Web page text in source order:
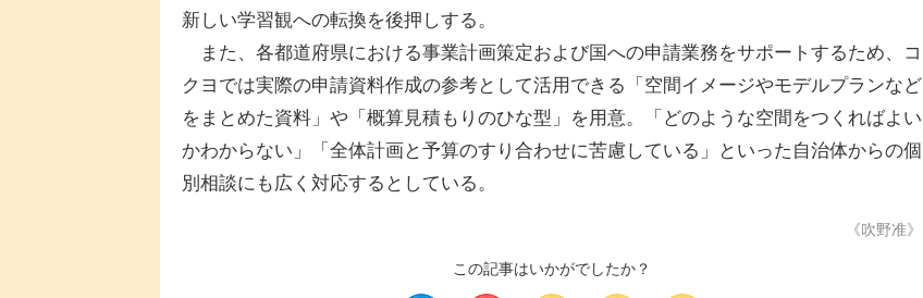
新しい学習観への転換を後押しする。
また、各都道府県における事業計画策定および国への申請業務をサポートするため、コ
クヨでは実際の申請資料作成の参考として活用できる「空間イメージやモデルプランなど
をまとめた資料」や「概算見積もりのひな型」を用意。「どのような空間をつくればよい
かわからない」「全体計画と予算のすり合わせに苦慮している」といった自治体からの個
別相談にも広く対応するとしている。
《吹野准》
この記事はいかがでしたか？